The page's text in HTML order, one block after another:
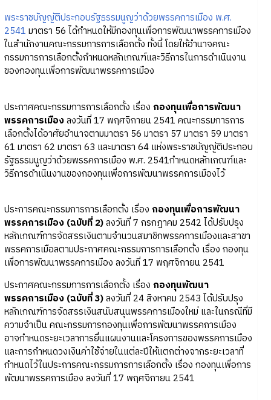
พระราชบัญญัติประกอบรัฐธรรมนูญว่าด้วยพรรคการเมือง พ.ศ.
2541 มาตรา 56 ได้กำหนดให้มีกองทุนเพื่อการพัฒนาพรรคการเมือง
ในสำนักงานคณะกรรมการการเลือกตั้ง ทั้งนี้ โดยให้อำนาจคณะ
กรรมการการเลือกตั้งกำหนดหลักเกณฑ์และวิธีการในการดำเนินงาน
ของกองทุนเพื่อการพัฒนาพรรคการเมือง
ประกาศคณะกรรมการการเลือกตั้ง เรื่อง กองทุนเพื่อการพัฒนา
พรรคการเมืองลงวันที่ 17 พฤศจิกายน 2541 คณะกรรมการการ
เลือกตั้งได้อาศัยอำนาจตามมาตรา 56 มาตรา 57 มาตรา 59 มาตรา
61 มาตรา 62 มาตรา 63 และมาตรา 64 แห่งพระราชบัญญัติประกอบ
รัฐธรรมนูญว่าด้วยพรรคการเมือง พ.ศ. 2541กำหนดหลักเกณฑ์และ
วิธีการดำเนินงานของกองทุนเพื่อการพัฒนาพรรคการเมืองไว้
ประการคณะกรรมการการเลือกตั้ง เรื่อง กองทุนเพื่อการพัฒนา
พรรคการเมือง (ฉบับที่ 2)ลงวันที่ 7 กรกฎาคม 2542 ได้ปรับปรุง
หลักเกณฑ์การจัดสรรเงินตามจำนวนสมาชิกพรรคการเมืองและสาขา
พรรคการเมือลตามประกาศคณะกรรมการการเลือกตั้ง เรื่อง กองทุน
เพื่อการพัฒนาพรรคการเมือง ลงวันที่ 17 พฤศจิกายน 2541
ประกาศคณะกรรมการการเลือกตั้ง เรื่อง กองทุนพัฒนา
พรรคการเมือง (ฉบับที่ 3)ลงวันที่ 24 สิงหาคม 2543 ได้ปรับปรุง
หลักเกณฑ์การจัดสรรเงินสนับสนุนพรรคการเมืองใหม่ และในกรณีที่มี
ความจำเป็น คณะกรรมการกองทุนเพื่อการพัฒนาพรรคการเมือง
อาจกำหนดระยะเวลาการยื่นแผนงานและโครงการของพรรคการเมือง
และการกำหนดวงเงินค่าใช้จ่ายในแต่ละปีให้แตกต่างจากระยะเวลาที่
กำหนดไว้ในประการคณะกรรมการการเลือกตั้ง เรื่อง กองทุนเพื่อการ
พัฒนาพรรคการเมือง ลงวันที่ 17 พฤศจิกายน 2541